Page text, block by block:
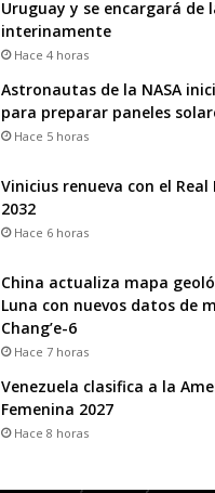
Uruguay y se encargará de
interinamente
Hace 4 horas
Astronautas de la NASA
para preparar paneles
Hace 5 horas
Vinicius renueva con el
2032
Hace 6 horas
China actualiza mapa
Luna con nuevos datos de
Chang’e-6
Hace 7 horas
Venezuela clasifica a la
Femenina 2027
Hace 8 horas